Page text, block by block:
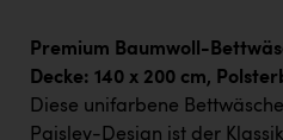
Premium Baumwoll-
Decke: 140 x 200 cm,
Diese unifarbene
Paisley-Design ist der